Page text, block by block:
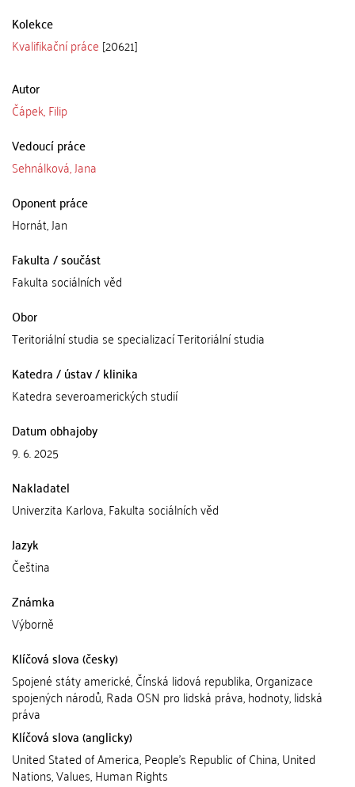
Kolekce
Kvalifikační práce [20621]
Autor
Čápek, Filip
Vedoucí práce
Sehnálková, Jana
Oponent práce
Hornát, Jan
Fakulta / součást
Fakulta sociálních věd
Obor
Teritoriální studia se specializací Teritoriální studia
Katedra / ústav / klinika
Katedra severoamerických studií
Datum obhajoby
9. 6. 2025
Nakladatel
Univerzita Karlova, Fakulta sociálních věd
Jazyk
Čeština
Známka
Výborně
Klíčová slova (česky)
Spojené státy americké, Čínská lidová republika, Organizace
spojených národů, Rada OSN pro lidská práva, hodnoty, lidská
práva
Klíčová slova (anglicky)
United Stated of America, People's Republic of China, United
Nations, Values, Human Rights